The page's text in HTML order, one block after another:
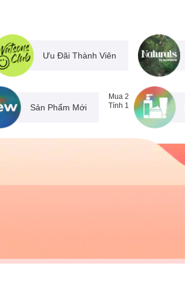
Ưu Đãi Thành Viên
Sản Phẩm Mới
Mua 2
Tính 1